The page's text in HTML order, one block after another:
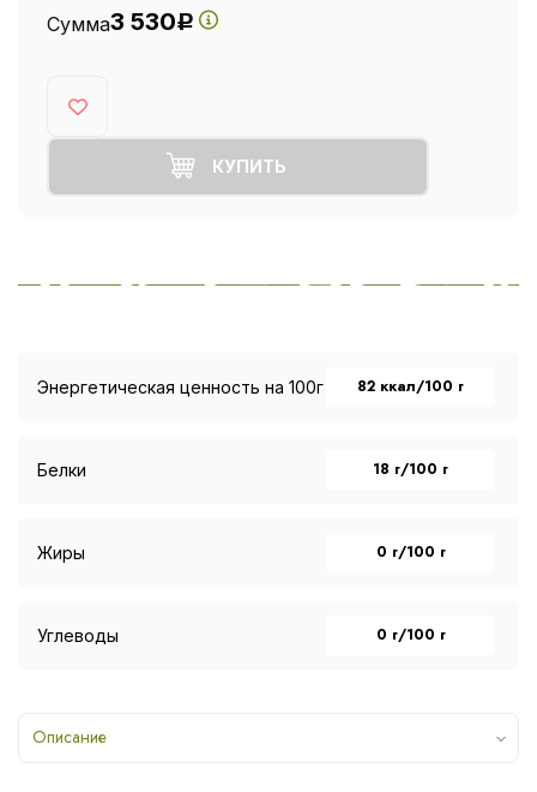
Сумма3 530Р
КУПИТЬ
Энергетическая ценность на 100г 82 ккал/100 г
Белки 18 г/100 г
Жиры 0 г/100 г
Углеводы 0 г/100 г
Описание